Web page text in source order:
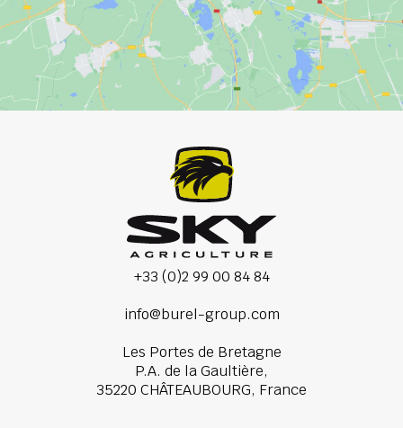
+33 (0)2 99 00 84 84
info@burel-group.com
Les Portes de Bretagne
P.A. de la Gaultière,
35220 CHÂTEAUBOURG, France